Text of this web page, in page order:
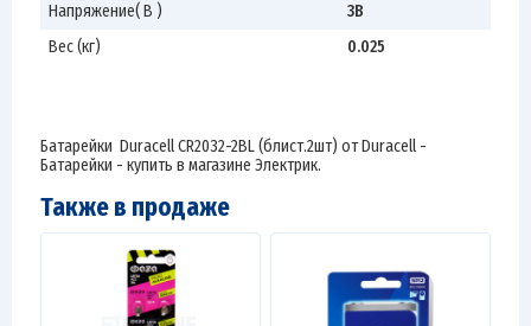
Напряжение( В )
3В
Вес (кг)
0.025
Батарейки Duracell CR2032-2BL (блист.2шт) от Duracell -
Батарейки - купить в магазине Электрик.
Также в продаже